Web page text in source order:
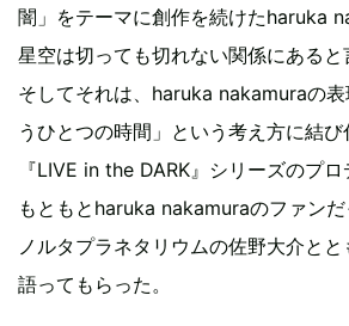
闇」をテーマに創作を続けたharuka
星空は切っても切れない関係にあると
そしてそれは、haruka nakamuraの
うひとつの時間」という考え方に結び
『LIVE in the DARK』シリーズのプロ
もともとharuka nakamuraのファンだ
ノルタプラネタリウムの佐野大介と
語ってもらった。